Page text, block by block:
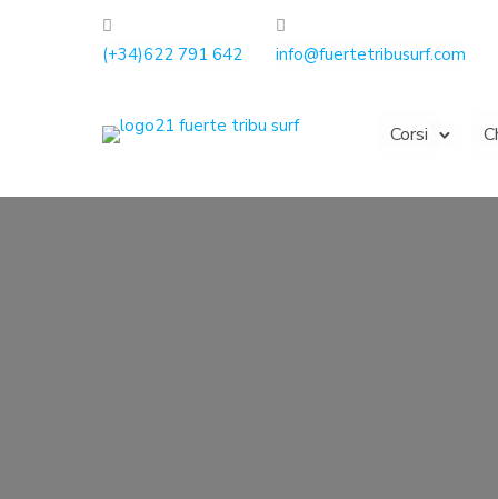
(+34)622 791 642 info@fuertetribusurf.com
Corsi